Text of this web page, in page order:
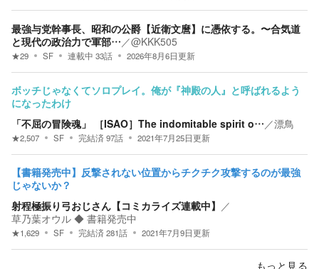
最強与党幹事長、昭和の公爵【近衛文麿】に憑依する。〜合気道
と現代の政治力で軍部… ／@KKK505
★29 SF 連載中 33話 2026年8月6日更新
ボッチじゃなくてソロプレイ。俺が『神殿の人』と呼ばれるよう
になったわけ
「不屈の冒険魂」 ［ISAO］The indomitable spirit o… ／漂鳥
★2,507 SF 完結済97話 2021年7月25日更新
【書籍発売中】反撃されない位置からチクチク攻撃するのが最強
じゃないか？
射程極振り弓おじさん【コミカライズ連載中】 ／
草乃葉オウル ◆ 書籍発売中
★1,629 SF 完結済281話 2021年7月9日更新
もっと見る